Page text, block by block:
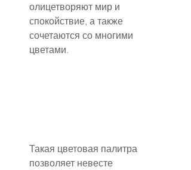
олицетворяют мир и
спокойствие, а также
сочетаются со многими
цветами.
Такая цветовая палитра
позволяет невесте